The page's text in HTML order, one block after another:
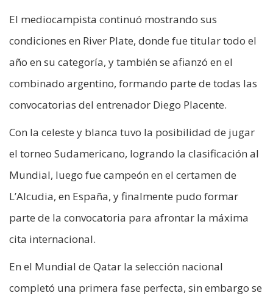
El mediocampista continuó mostrando sus
condiciones en River Plate, donde fue titular todo el
año en su categoría, y también se afianzó en el
combinado argentino, formando parte de todas las
convocatorias del entrenador Diego Placente.
Con la celeste y blanca tuvo la posibilidad de jugar
el torneo Sudamericano, logrando la clasificación al
Mundial, luego fue campeón en el certamen de
L’Alcudia, en España, y finalmente pudo formar
parte de la convocatoria para afrontar la máxima
cita internacional.
En el Mundial de Qatar la selección nacional
completó una primera fase perfecta, sin embargo se